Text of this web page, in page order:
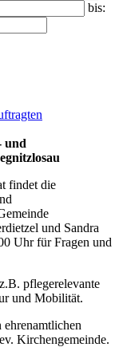
bis:
und
findet die
und Sandra
Uhr für Fragen und
pflegerelevante
und Mobilität.
Kirchengemeinde.